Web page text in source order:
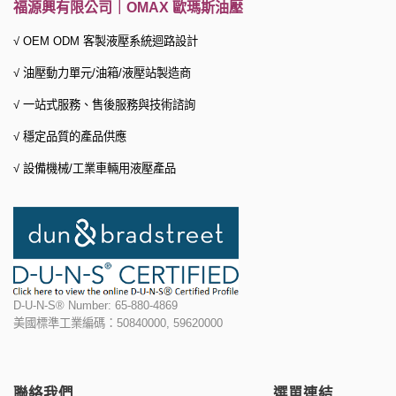
福源興有限公司｜OMAX 歐瑪斯油壓
√ OEM ODM 客製液壓系統迴路設計
√ 油壓動力單元/油箱/液壓站製造商
√ 一站式服務、 售後服務與技術諮詢
√ 穩定品質的產品供應
√ 設備機械/工業車輛用液壓產品
D-U-N-S® Number: 65-880-4869
美國標準工業編碼：50840000, 59620000